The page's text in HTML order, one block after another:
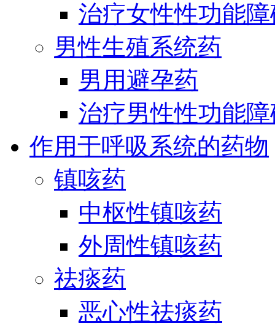
治疗女性性功能
男性生殖系统药
男用避孕药
治疗男性性功能
作用于呼吸系统的药物
镇咳药
中枢性镇咳药
外周性镇咳药
祛痰药
恶心性祛痰药